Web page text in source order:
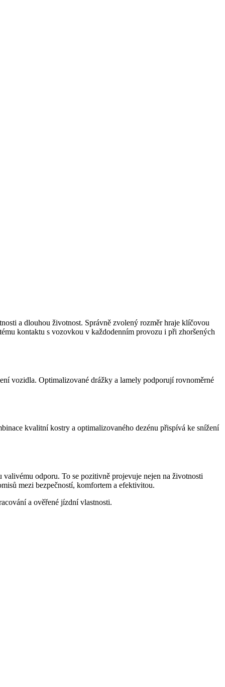
a dlouhou životnost. Správně zvolený rozměr hraje klíčovou
kontaktu s vozovkou v každodenním provozu i při zhoršených
vozidla. Optimalizované drážky a lamely podporují rovnoměrné
kvalitní kostry a optimalizovaného dezénu přispívá ke snížení
odporu. To se pozitivně projevuje nejen na životnosti
mezi bezpečností, komfortem a efektivitou.
a ověřené jízdní vlastnosti.